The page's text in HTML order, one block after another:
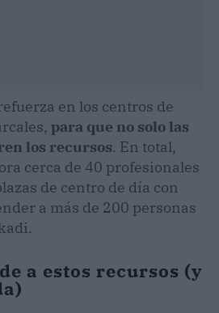
en los centros de
para que no solo las
los recursos. En total,
cerca de 40 profesionales
de centro de día con
a más de 200 personas
a estos recursos (y